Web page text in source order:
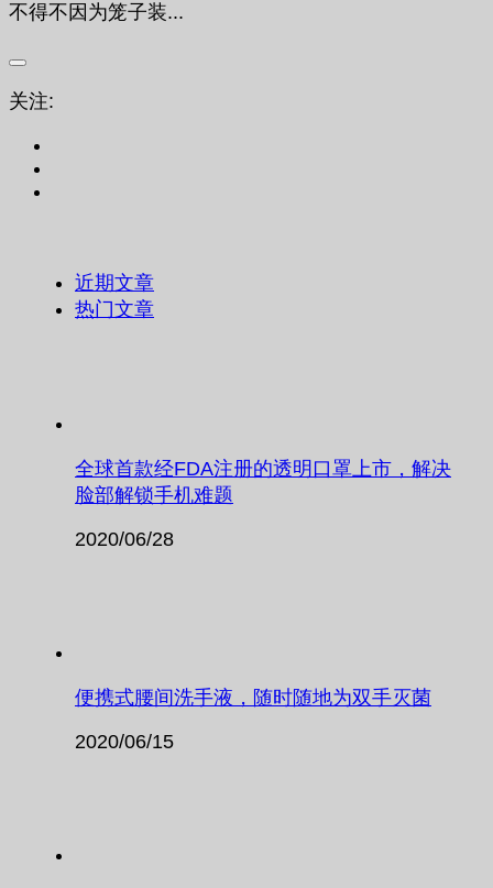
不得不因为笼子装...
关注:
近期文章
热门文章
全球首款经FDA注册的透明口罩上市，解决
脸部解锁手机难题
2020/06/28
便携式腰间洗手液，随时随地为双手灭菌
2020/06/15